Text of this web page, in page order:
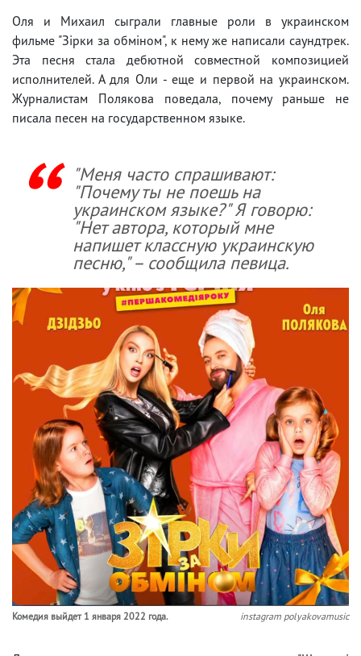
Оля и Михаил сыграли главные роли в украинском
фильме "Зірки за обміном", к нему же написали саундтрек.
Эта песня стала дебютной совместной композицией
исполнителей. А для Оли - еще и первой на украинском.
Журналистам Полякова поведала, почему раньше не
писала песен на государственном языке.
"Меня часто спрашивают:
"Почему ты не поешь на
украинском языке?" Я говорю:
"Нет автора, который мне
напишет классную украинскую
песню," – сообщила певица.
Комедия выйдет 1 января 2022 года. instagram polyakovamusic